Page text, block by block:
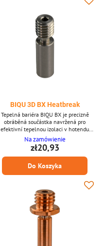
BIQU 3D BX Heatbreak
Tepelná bariéra BIQU BX je precizně
obráběná součástka navržená pro
efektivní tepelnou izolaci v hotendu
BIQU BX. Její hladký vnitřní povrch a
tepelně odolná struktura zajišťují
spolehlivý tok filamentu a zlepšenou
kvalitu tisku, a to i během provozu za
vysokých teplot. Klíčové vlastnosti *
Kompatibilní s hotendem BIQU BX *
Nerezová ocel pro vysokou tepelnou
Na zamówienie
zł20,93
Do Koszyka